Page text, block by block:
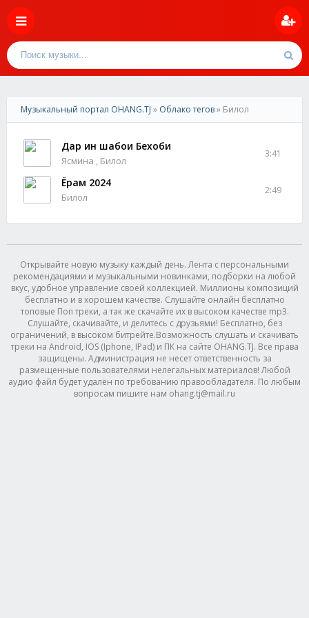
Музыкальный портал OHANG.TJ » Облако тегов» Билол
Дар ин шабҳои Бехоби
Ясмина , Билол
3:41
Ёрам 2024
Билол
2:49
Открывайте новую музыку каждый день. Лента с персональными
рекомендациями и музыкальными новинками, подборки на любой
вкус, удобное управление своей коллекцией. Миллионы композиций
бесплатно и в хорошем качестве. Слушайте онлайн бесплатно
топовые Поп треки, а так же скачайте их в высоком качестве mp3.
Слушайте, скачивайте, и делитесь с друзьями! Бесплатно, без
ограничений, в высоком битрейте.Возможность слушать и скачивать
треки на Android, IOS (Iphone, IPad) и ПК на сайте OHANG.TJ. Все права
защищены. Администрация не несет ответственность за
размещенные пользователями нелегальных материалов! Любой
аудио файл будет удалён по требованию правообладателя. По любым
вопросам пишите нам ohang.tj@mail.ru